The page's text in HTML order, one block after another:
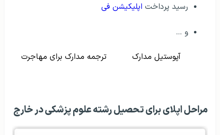
رسید پرداخت اپلیکیشن فی
و …
آپوستیل مدارک ترجمه مدارک برای مهاجرت
مراحل اپلای برای تحصیل رشته علوم پزشکی در خارج